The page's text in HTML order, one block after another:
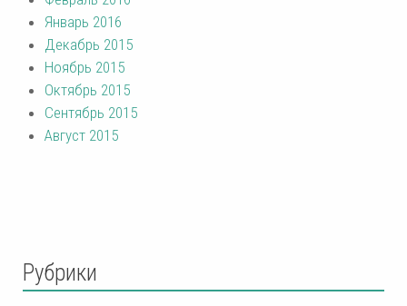
Январь 2016
Декабрь 2015
Ноябрь 2015
Октябрь 2015
Сентябрь 2015
Август 2015
Рубрики